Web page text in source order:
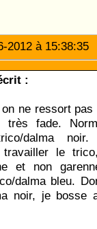
2012 à
:
ne ressort
très fade.
dalma
travailler le
et non
dalma bleu.
noir, je bosse